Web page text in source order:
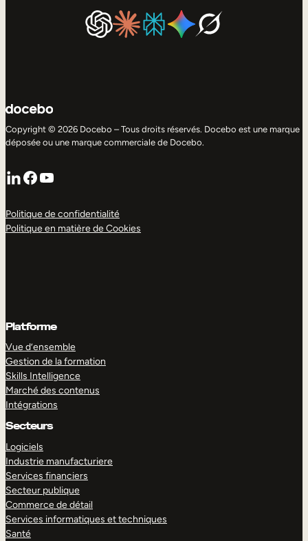
Copyright © 2026 Docebo – Tous droits réservés. Docebo est une marque
déposée ou une marque commerciale de Docebo.
LinkedIn
Facebook
YouTube
Politique de confidentialité
Politique en matière de Cookies
Platforme
Vue d’ensemble
Gestion de la formation
Skills Intelligence
Marché des contenus
Intégrations
Secteurs
Logiciels
Industrie manufacturiere
Services financiers
Secteur publique
Commerce de détail
Services informatiques et techniques
Santé